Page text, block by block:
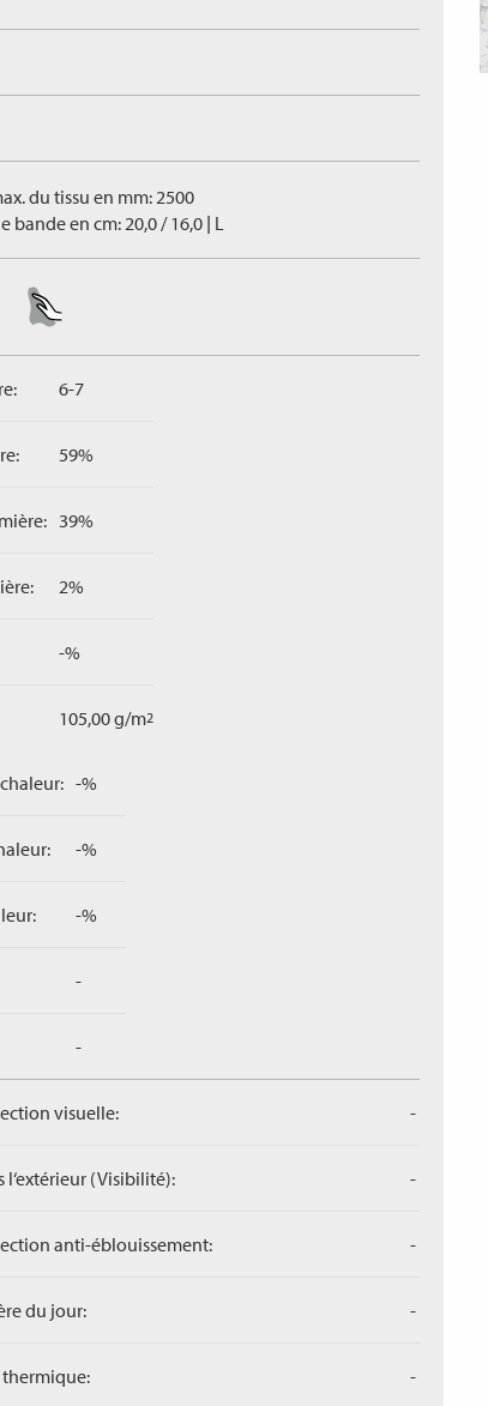
du tissu en mm: 2500
bande en cm: 20,0 / 16,0 | L
6-7
59%
39%
2%
-%
105,00 g/m2
-%
-%
-%
-
-
visuelle: -
l‘extérieur (Visibilité): -
anti-éblouissement: -
du jour: -
-